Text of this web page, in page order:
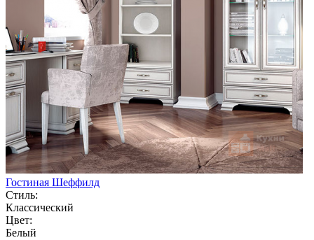
Гостиная Шеффилд
Стиль:
Классический
Цвет:
Белый